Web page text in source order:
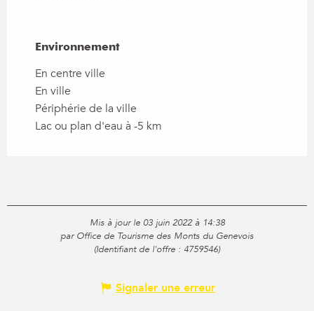
Environnement
Environnement
En centre ville
En ville
Périphérie de la ville
Lac ou plan d'eau à -5 km
Mis à jour le 03 juin 2022 à 14:38
par Office de Tourisme des Monts du Genevois
(Identifiant de l'offre : 4759546)
Signaler une erreur